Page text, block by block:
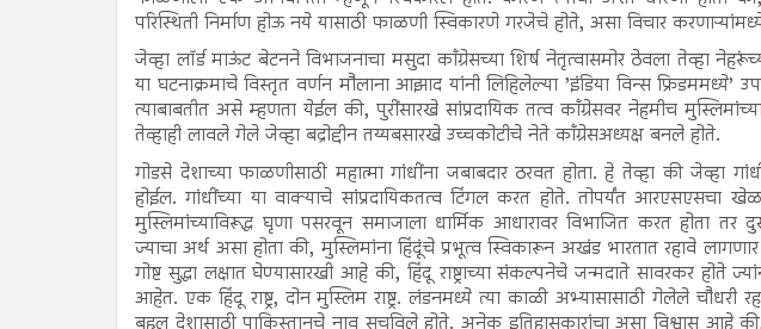
परिस्थिती निर्माण होऊ नये यासाठी फाळणी स्विकारणे गरजेचे होते, असा विचार करणाऱ्यांमध्ये
जेव्हा लॉर्ड माऊंट बेटनने विभाजनाचा मसुदा काँग्रेसच्या शिर्ष नेतृत्वासमोर ठेवला तेव्हा
या घटनाक्रमाचे विस्तृत वर्णन मौलाना आझाद यांनी लिहिलेल्या ’इंडिया विन्स
त्याबाबतीत असे म्हणता येईल की, पुरींसारखे सांप्रदायिक तत्व काँग्रेसवर नेहमीच
तेव्हाही लावले गेले जेव्हा बद्रोद्दीन तय्यबसारखे उच्चकोटीचे नेते काँग्रेसअध्यक्ष बनले होते.
गोडसे देशाच्या फाळणीसाठी महात्मा गांधींना जबाबदार ठरवत होता. हे तेव्हा की जेव्हा
होईल. गांधींच्या या वाक्याचे सांप्रदायिकतत्व टिंगल करत होते. तोपर्यंत आरएसएसचा
मुस्लिमांच्याविरूद्ध घृणा पसरवून समाजाला धार्मिक आधारावर विभाजित करत होता तर
ज्याचा अर्थ असा होता की, मुस्लिमांना हिंदूंचे प्रभूत्व स्विकारून अखंड भारतात रहावे
गोष्ट सुद्धा लक्षात घेण्यासारखी आहे की, हिंदू राष्ट्राच्या संकल्पनेचे जन्मदाते सावरकर होते
आहेत. एक हिंदू राष्ट्र, दोन मुस्लिम राष्ट्र. लंडनमध्ये त्या काळी अभ्यासासाठी गेलेले चौधरी